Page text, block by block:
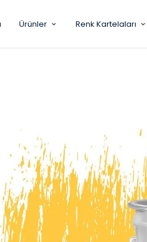
Ürünler Renk Kartelaları